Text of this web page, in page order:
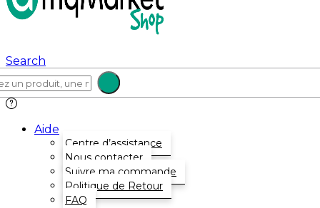
Search
Aide
Centre d’assistance
Nous contacter
Suivre ma commande
Politique de Retour
FAQ